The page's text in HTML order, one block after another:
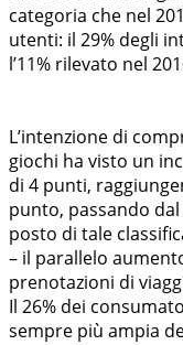
categoria che nel
utenti: il 29% degli
l’11% rilevato nel
L’intenzione di
giochi ha visto un
di 4 punti,
punto, passando
posto di tale
– il parallelo
prenotazioni di
Il 26% dei
sempre più ampia